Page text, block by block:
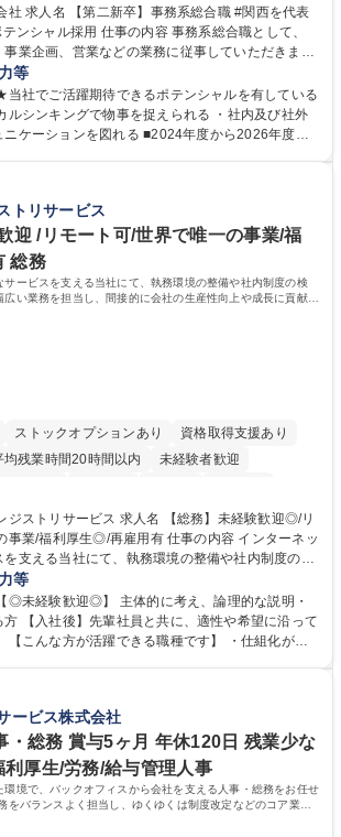
西を代表
内容 事務系総合職として、
業企画、営業などの業務に従事していただきま
】■所属事業部の勤労業務 ■海外に関係する各種業
業 【キャリアパス】入社後の配属
活躍頂いた後、本人の適性及び将来のキャリアを
ョンを行います。 【育成】OJTでの現場育成や研
テンシャル採用
等
社でご活躍期待できるポテンシャルを有している
ルシンキングで物事を捉えられる ・社内及び社外
を図れる ■2024年度から2026年度ま
ュリティの不安定化や気候変動による自然災害の
上に社会課題解決の重要性が高まっています。
に向けて持続可能な社会の実現に貢献してまいりま
：大学院 大学 語学力： 資格：
トリサービス
迎 /リモート可/世界で唯一の事業/福
総務
サービスを支える当社にて、執務環境の整備や社内制度の検
い業務を担当し、間接的に会社の生産性向上や成長に貢献し
ストックオプションあり
資格取得支援あり
均残業時間20時間以内
未経験者歓迎
費支給 駅近5分以内 土日祝休み 服装自由
求人名 【総務】未経験歓迎◎/リ
生◎/再雇用有 仕事の内容 インターネッ
を支える当社にて、執務環境の整備や社内制度の検
幅広い業務を担当し、間接的に会社の生産性向上
ーが安心して長く成果を
ために、毎日のメンテナンスや維持管理に加え、
に行っていただき、会社全体を巻き込み課題解決
で、多様なキャリアパスを描くことも可能です。
験歓迎◎/リモート可/世界で唯一の事業/福利厚生◎/
等
◎未経験歓迎◎】 主体的に考え、論理的な説明・
【入社後】先輩社員と共に、適性や希望に沿って
に興味関心がある 【魅力】■自己啓発支援：資格
の80%（年間25万円まで）を補助 ■住宅手当：家
格 学歴：大学院 大学 語学
ービス株式会社
・総務 賞与5ヶ月 年休120日 残業少な
厚生/労務/給与管理人事
環境で、バックオフィスから会社を支える人事・総務をお任せ
をバランスよく担当し、ゆくゆくは制度改定などのコア業務
ある環境です。